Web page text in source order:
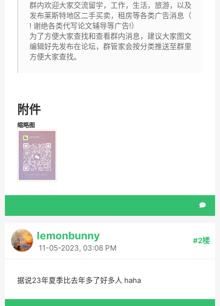
群内欢迎大家交流留学，工作，生活，旅游，以及
发布莱斯特地区二手买卖，租房等各类广告消息（
! 谢绝各类代写论文辅导等广告!）
为了方便大家查找和查看群内消息，建议大家图文
编辑好先发布在论坛，群管家会按分类推送至群里
方便大家查找。
附件
缩略图
lemonbunny
11-05-2023, 03:08 PM
#2楼
据说23年夏季比去年多了好多人 haha